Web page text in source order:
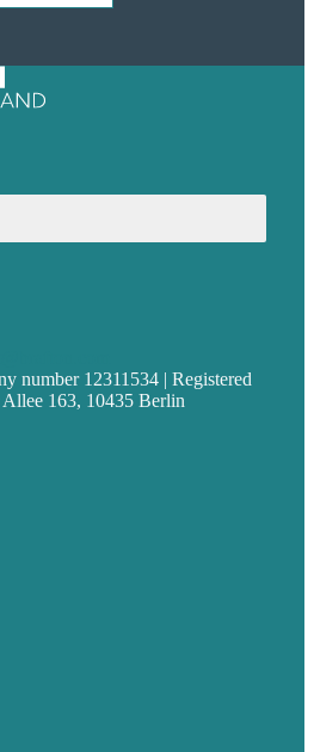
number 12311534 | Registered
Allee 163, 10435 Berlin